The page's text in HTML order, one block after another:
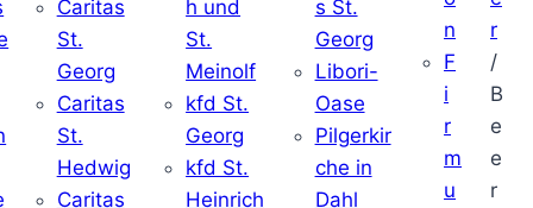
Caritas
St.
Georg
Caritas
St.
Hedwig
Caritas
h und
St.
Meinolf
kfd St.
Georg
kfd St.
Heinrich
s St.
Georg
Libori-
Oase
Pilgerkir
che in
Dahl
n
F
i
r
m
u
r
/
B
e
e
r